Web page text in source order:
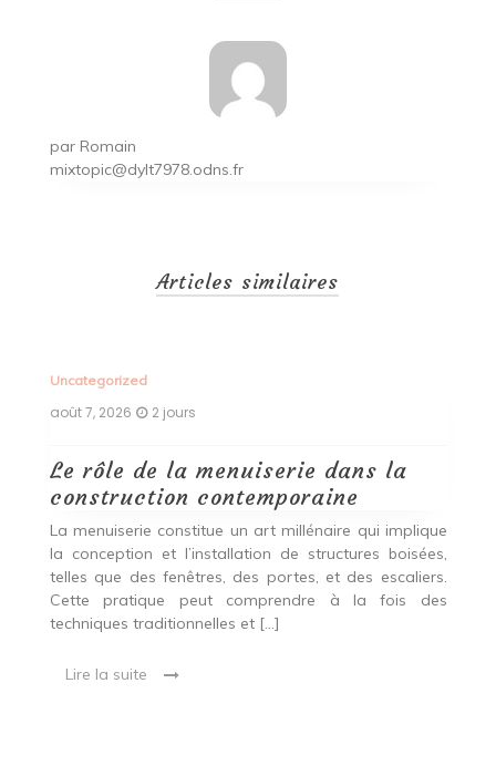
par Romain
mixtopic@dylt7978.odns.fr
Articles similaires
Uncategorized
août 7, 2026 2 jours
Le rôle de la menuiserie dans la
construction contemporaine
La menuiserie constitue un art millénaire qui implique
la conception et l’installation de structures boisées,
telles que des fenêtres, des portes, et des escaliers.
Cette pratique peut comprendre à la fois des
techniques traditionnelles et […]
Lire la suite